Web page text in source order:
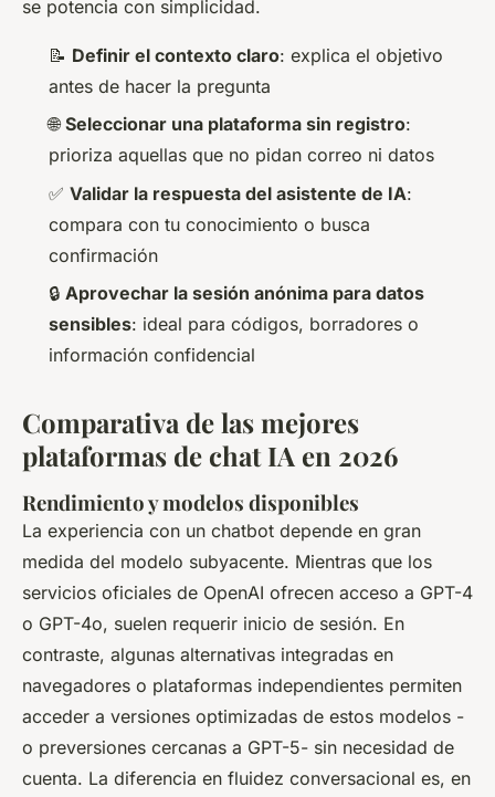
se potencia con simplicidad.
📝 Definir el contexto claro: explica el objetivo
antes de hacer la pregunta
🌐 Seleccionar una plataforma sin registro:
prioriza aquellas que no pidan correo ni datos
✅ Validar la respuesta del asistente de IA:
compara con tu conocimiento o busca
confirmación
🔒 Aprovechar la sesión anónima para datos
sensibles: ideal para códigos, borradores o
información confidencial
Comparativa de las mejores
plataformas de chat IA en 2026
Rendimiento y modelos disponibles
La experiencia con un chatbot depende en gran
medida del modelo subyacente. Mientras que los
servicios oficiales de OpenAI ofrecen acceso a GPT-4
o GPT-4o, suelen requerir inicio de sesión. En
contraste, algunas alternativas integradas en
navegadores o plataformas independientes permiten
acceder a versiones optimizadas de estos modelos -
o preversiones cercanas a GPT-5- sin necesidad de
cuenta. La diferencia en fluidez conversacional es, en